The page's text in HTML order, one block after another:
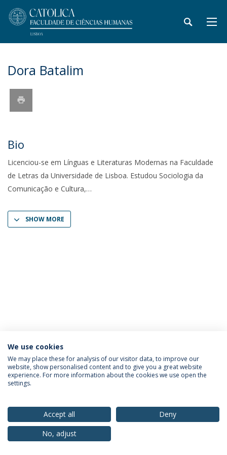
Dora Batalim
Bio
Licenciou-se em Línguas e Literaturas Modernas na Faculdade
de Letras da Universidade de Lisboa. Estudou Sociologia da
Comunicação e Cultura,
SHOW MORE
Privacy Policy Terms & Conditions Rights of Data Subjects
© 2026 Universidade Católica Portuguesa
We use cookies
We may place these for analysis of our visitor data, to improve our
website, show personalised content and to give you a great website
experience. For more information about the cookies we use open the
settings.
Accept all
Deny
No, adjust